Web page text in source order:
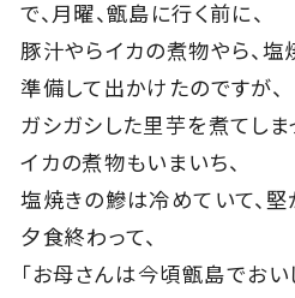
で、月曜、甑島に行く前に、
豚汁やらイカの煮物やら、塩
準備して出かけたのですが、
ガシガシした里芋を煮てしま
イカの煮物もいまいち、
塩焼きの鰺は冷めていて、堅
夕食終わって、
「お母さんは今頃甑島でお